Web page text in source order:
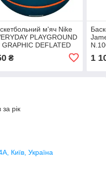
м'яч Nike
PLAYGROUND
GRAPHIC DEFLATED
Розмір (EU) — 7
₴ 1
рік
Київ, Україна